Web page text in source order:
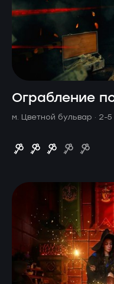
Ограбление
м. Цветной бульвар · 2-5